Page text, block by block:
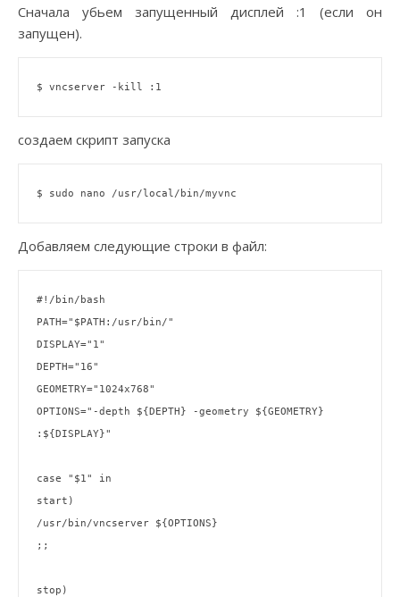
Сначала убьем запущенный дисплей :1 (если он
запущен).
$ vncserver - kill
создаем скрипт запуска
$ sudo nano /usr/local
Добавляем следующие строки в файл:
#!/bin/bash
PATH=" $PATH :/usr/bin/"
DISPLAY="1"
DEPTH="16"
GEOMETRY="1024x768"
OPTIONS="-depth ${DEPTH} -geometry ${GEOMETRY}
: ${DISPLAY}"
case " $1"
in
start)
/usr/bin/vncserver ${OPTIONS}
;;
stop)